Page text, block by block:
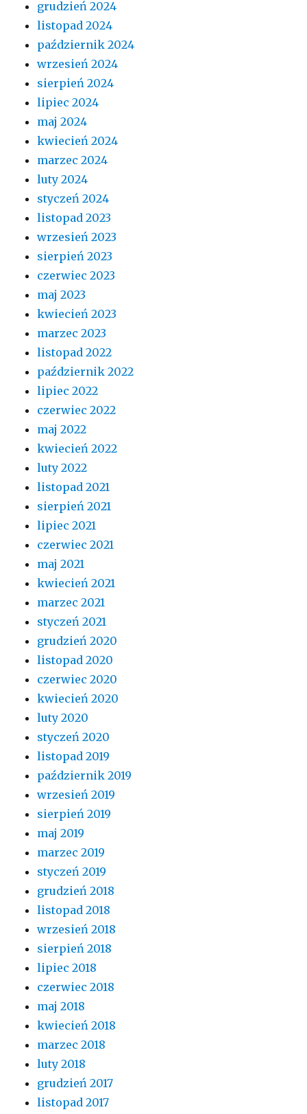
grudzień 2024
listopad 2024
październik 2024
wrzesień 2024
sierpień 2024
lipiec 2024
maj 2024
kwiecień 2024
marzec 2024
luty 2024
styczeń 2024
listopad 2023
wrzesień 2023
sierpień 2023
czerwiec 2023
maj 2023
kwiecień 2023
marzec 2023
listopad 2022
październik 2022
lipiec 2022
czerwiec 2022
maj 2022
kwiecień 2022
luty 2022
listopad 2021
sierpień 2021
lipiec 2021
czerwiec 2021
maj 2021
kwiecień 2021
marzec 2021
styczeń 2021
grudzień 2020
listopad 2020
czerwiec 2020
kwiecień 2020
luty 2020
styczeń 2020
listopad 2019
październik 2019
wrzesień 2019
sierpień 2019
maj 2019
marzec 2019
styczeń 2019
grudzień 2018
listopad 2018
wrzesień 2018
sierpień 2018
lipiec 2018
czerwiec 2018
maj 2018
kwiecień 2018
marzec 2018
luty 2018
grudzień 2017
listopad 2017